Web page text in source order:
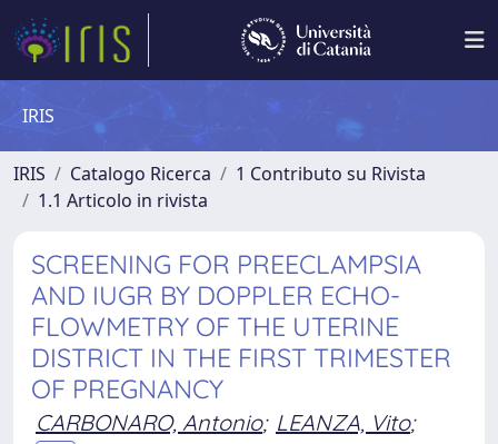
IRIS
IRIS Catalogo Ricerca
1 Contributo su Rivista
1.1 Articolo in rivista
SCREENING FOR PREECLAMPSIA
AND IUGR BY DOPPLER ECHO-
FLOWMETRY OF THE UTERINE
DISTRICT IN THE FIRST TRIMESTER
OF PREGNANCY
CARBONARO, Antonio; LEANZA, Vito;